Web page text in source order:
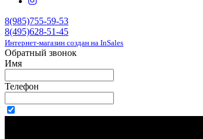
8(985)755-59-53
8(495)628-51-45
Интернет-магазин создан на InSales
Обратный звонок
Имя
Телефон